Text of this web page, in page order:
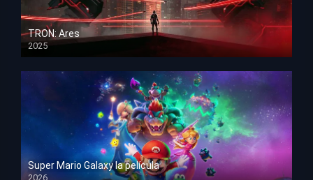
TRON: Ares
2025
HD 1080p
Super Mario Galaxy la película
2026